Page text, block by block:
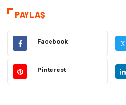
Kamera Sistemleri
Elektrik & Elektronik
Güzellik & Bakım
PAYLAŞ
Facebook X
Pinterest